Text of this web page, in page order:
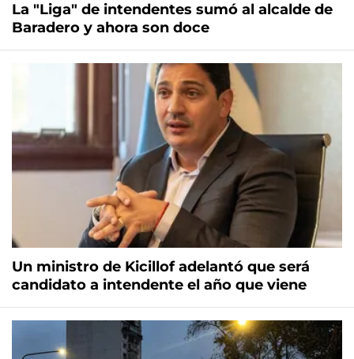
La "Liga" de intendentes sumó al alcalde de
Baradero y ahora son doce
Un ministro de Kicillof adelantó que será
candidato a intendente el año que viene